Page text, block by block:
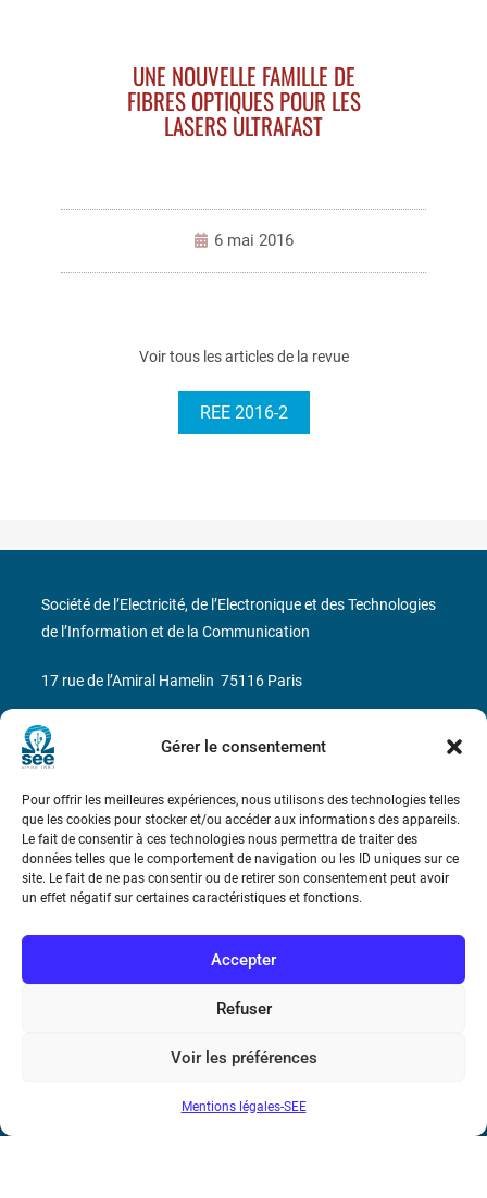
Gérer le consentement
Pour offrir les meilleures expériences, nous utilisons des technologies telles
que les cookies pour stocker et/ou accéder aux informations des appareils.
Le fait de consentir à ces technologies nous permettra de traiter des
données telles que le comportement de navigation ou les ID uniques sur ce
site. Le fait de ne pas consentir ou de retirer son consentement peut avoir
un effet négatif sur certaines caractéristiques et fonctions.
Accepter
Refuser
Voir les préférences
Mentions légales-SEE
UNE NOUVELLE FAMILLE DE
FIBRES OPTIQUES POUR LES
LASERS ULTRAFAST
6 mai 2016
Voir tous les articles de la revue
REE 2016-2
Bicentenaire des découvertes d’André-
Conditions Générales de Vente
Mentions légales
Société de l’Electricité, de l’Electronique et des Technologies
de l’Information et de la Communication
17 rue de l’Amiral Hamelin 75116 Paris
Métro : « Boissière » Ligne 6 et « Iéna » Ligne 9
N° de SIREN : 785 393 232, Code APE : 9412Z TVA intra-
communautaire : FR44 785 393 232